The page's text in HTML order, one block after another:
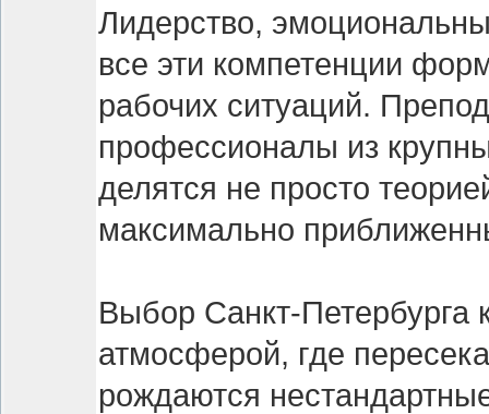
Лидерство,
все эти компетенции
рабочих ситуаций.
профессионалы из
делятся не просто
максимально
Выбор Санкт-Петербурга
атмосферой, где
рождаются